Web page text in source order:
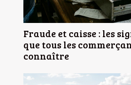
Fraude et caisse : les
que tous les
connaître